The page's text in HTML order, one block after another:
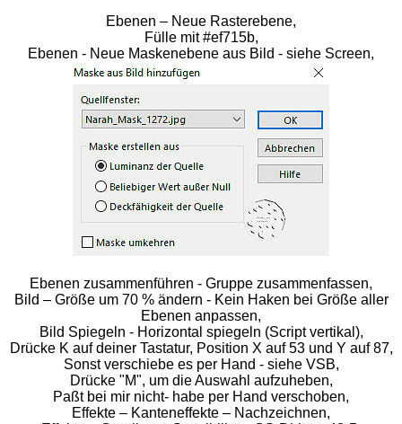
Ebenen – Neue Rasterebene,
Fülle mit #ef715b,
Ebenen - Neue Maskenebene aus Bild - siehe Screen,
Ebenen zusammenführen - Gruppe zusammenfassen,
Bild – Größe um 70 % ändern - Kein Haken bei Größe aller
Ebenen anpassen,
Bild Spiegeln - Horizontal spiegeln (Script vertikal),
Drücke K auf deiner Tastatur, Position X auf 53 und Y auf 87,
Sonst verschiebe es per Hand - siehe VSB,
Drücke "M", um die Auswahl aufzuheben,
Paßt bei mir nicht- habe per Hand verschoben,
Effekte – Kanteneffekte – Nachzeichnen,